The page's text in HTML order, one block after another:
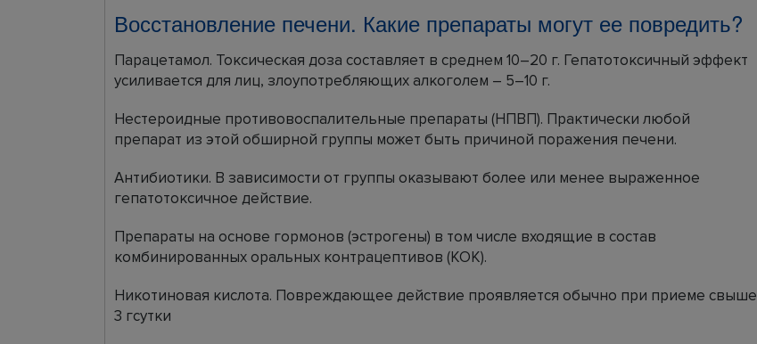
Восстановление печени. Какие препараты могут ее повредить?
Парацетамол. Токсическая доза составляет в среднем 10–20 г. Гепатотоксичный эффект
усиливается для лиц, злоупотребляющих алкоголем – 5–10 г.
Нестероидные противовоспалительные препараты (НПВП). Практически любой
препарат из этой обширной группы может быть причиной поражения печени.
Антибиотики. В зависимости от группы оказывают более или менее выраженное
гепатотоксичное действие.
Препараты на основе гормонов (эстрогены) в том числе входящие в состав
комбинированных оральных контрацептивов (КОК).
Никотиновая кислота. Повреждающее действие проявляется обычно при приеме свыше
3 гсутки